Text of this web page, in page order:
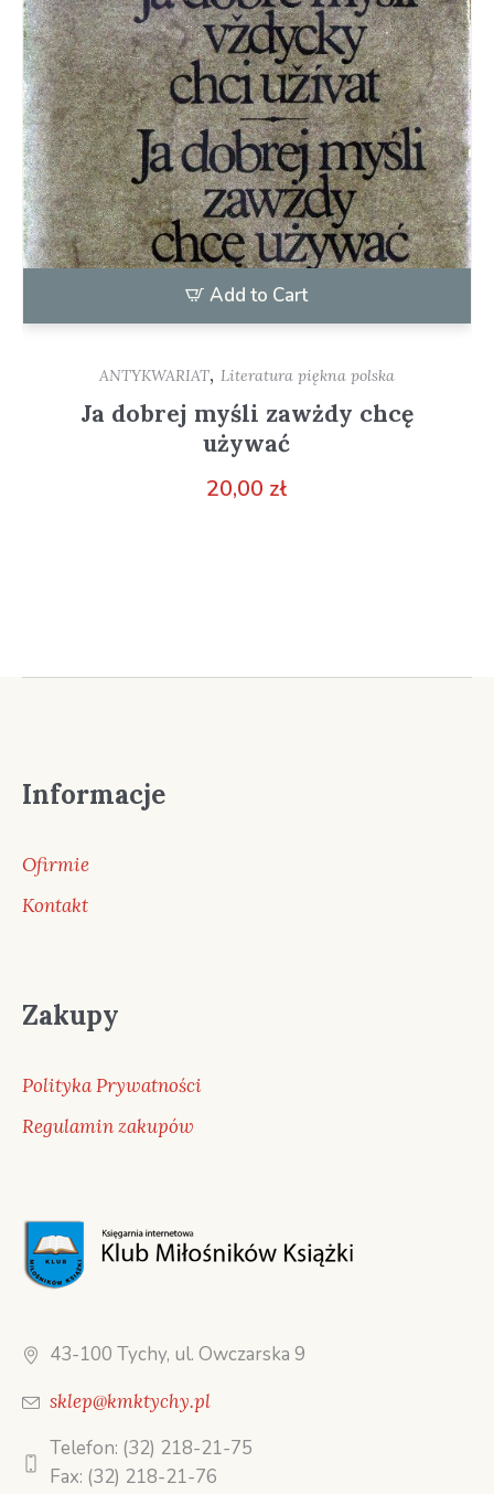
Add to Cart
ANTYKWARIAT, Literatura piękna polska
Ja dobrej myśli zawżdy chcę
używać
20,00 zł
Informacje
Ofirmie
Kontakt
Zakupy
Polityka Prywatności
Regulamin zakupów
43-100 Tychy, ul. Owczarska 9
sklep@kmktychy.pl
Telefon: (32) 218-21-75
Fax: (32) 218-21-76